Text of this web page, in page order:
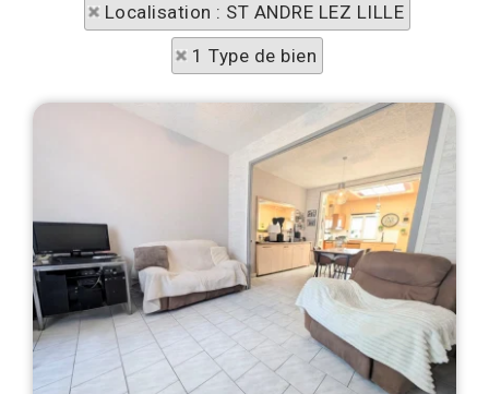
Localisation : ST ANDRE LEZ LILLE
1 Type de bien